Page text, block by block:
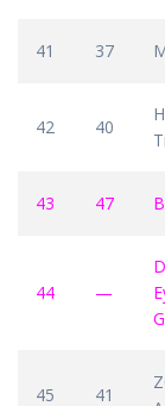
41 37
42 40
43 47
44 —
45 41